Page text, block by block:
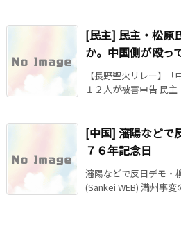
[民主] 民主・松原
か。中国側が殴っ
【長野聖火リレー】
１２人が被害申告 民主
[中国] 瀋陽などで
７６年記念日
瀋陽などで反日デモ・
(Sankei WEB) 満州事変